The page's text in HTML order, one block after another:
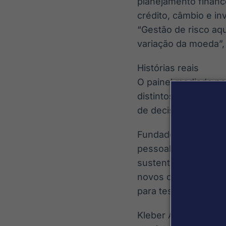
crédito, câmbio e
“Gestão de risco
variação da
Histórias reais
O painel mediado
distintos que
de decisão.
Fundadora da
pessoal e ganhou
sustentável exige
novos caminhos.
para testar muito.
Kleber Amora,